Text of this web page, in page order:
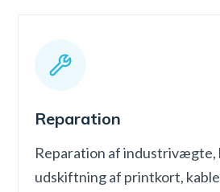
Reparation
Reparation af industrivægte,
udskiftning af printkort,